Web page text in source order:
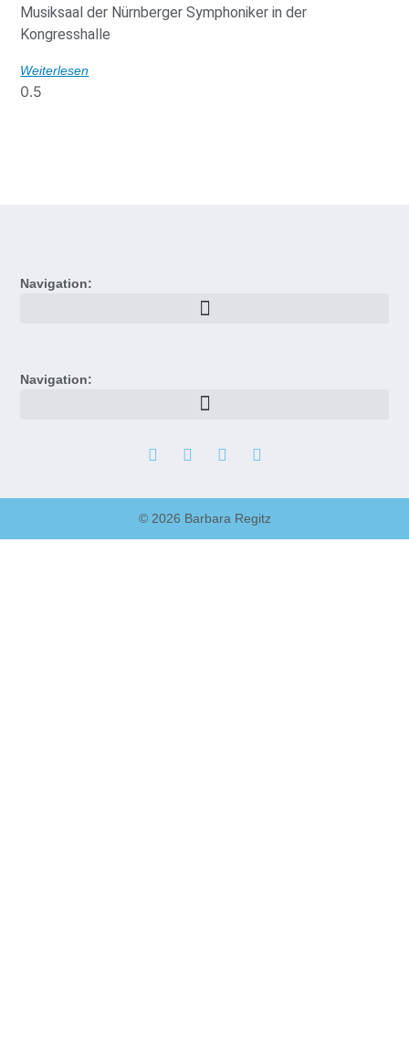
Musiksaal der Nürnberger Symphoniker in der
Kongresshalle
Weiterlesen
Navigation:
Navigation:
© 2026 Barbara Regitz